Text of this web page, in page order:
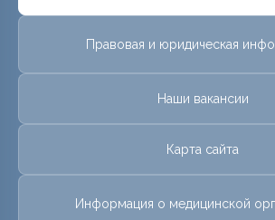
Правовая и юридическая
Наши вакансии
Карта сайта
Информация о медицинской